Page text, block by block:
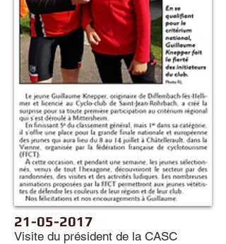
21-05-2017
Visite du président de la CASC